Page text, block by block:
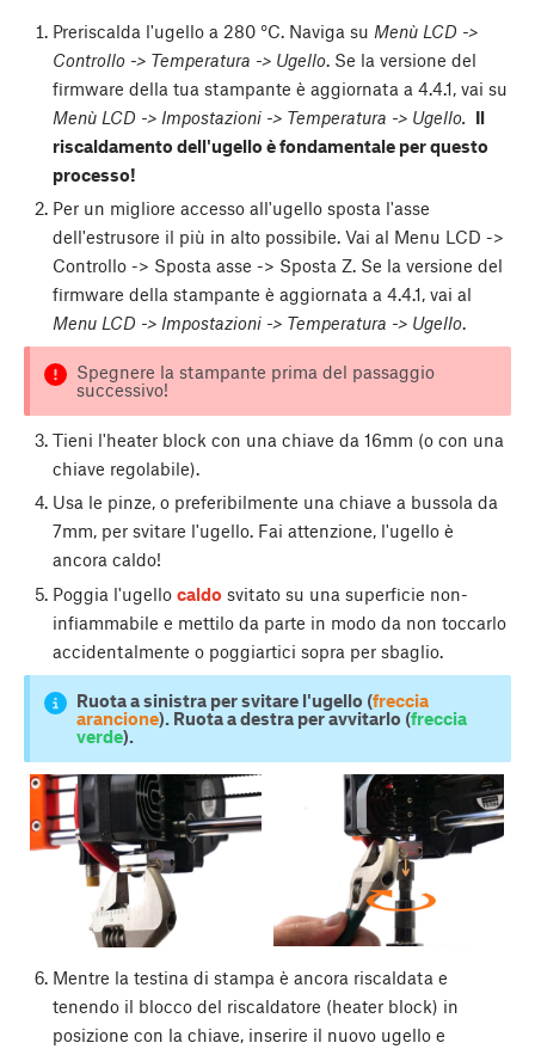
Preriscalda l'ugello a 280 °C. Naviga su Menù LCD ->
Controllo -> Temperatura -> Ugello. Se la versione del
firmware della tua stampante è aggiornata a 4.4.1, vai su
Menù LCD -> Impostazioni -> Temperatura -> Ugello. Il
riscaldamento dell'ugello è fondamentale per questo
processo!
Per un migliore accesso all'ugello sposta l'asse
dell'estrusore il più in alto possibile. Vai al Menu LCD ->
Controllo -> Sposta asse -> Sposta Z. Se la versione del
firmware della stampante è aggiornata a 4.4.1, vai al
Menu LCD -> Impostazioni -> Temperatura -> Ugello.
Spegnere la stampante prima del passaggio
successivo!
Tieni l'heater block con una chiave da 16mm (o con una
chiave regolabile).
Usa le pinze, o preferibilmente una chiave a bussola da
7mm, per svitare l'ugello. Fai attenzione, l'ugello è
ancora caldo!
Poggia l'ugello caldo svitato su una superficie non-
infiammabile e mettilo da parte in modo da non toccarlo
accidentalmente o poggiartici sopra per sbaglio.
Ruota a sinistra per svitare l'ugello (freccia
arancione). Ruota a destra per avvitarlo (freccia
verde).
Mentre la testina di stampa è ancora riscaldata e
tenendo il blocco del riscaldatore (heater block) in
posizione con la chiave, inserire il nuovo ugello e